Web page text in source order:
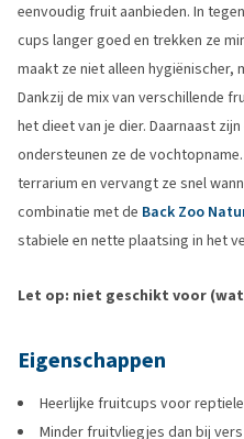
eenvoudig fruit aanbieden. In
cups langer goed en trekken ze
maakt ze niet alleen hygiënischer,
Dankzij de mix van verschillende
het dieet van je dier. Daarnaast
ondersteunen ze de
terrarium en vervangt ze snel
combinatie met de Back Zoo
stabiele en nette plaatsing in het
Let op: niet geschikt voor
Eigenschappen
Heerlijke fruitcups voor
Minder fruitvliegjes dan bij